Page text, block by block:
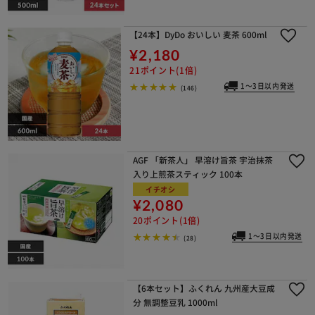
【24本】DyDo おいしい 麦茶 600ml
¥2,180
21ポイント(1倍)
(146) 1～3日以内発送
AGF 「新茶人」 早溶け旨茶 宇治抹茶
入り上煎茶スティック 100本
イチオシ
¥2,080
20ポイント(1倍)
(28) 1～3日以内発送
【6本セット】ふくれん 九州産大豆成
分 無調整豆乳 1000ml